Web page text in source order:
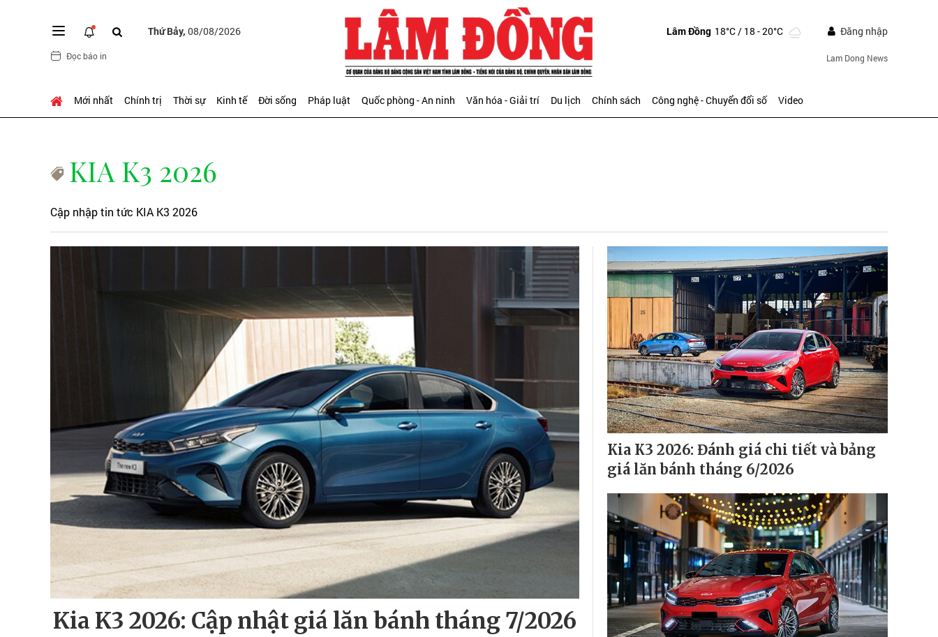
Thứ Bảy, 08/08/2026
Đọc báo in
Lâm Đồng 18°C/ 18 - 20°C Đăng nhập
Lam Dong News
Mới nhất Chính trị Thời sự Kinh tế Đời sống Pháp luật Quốc phòng - An ninh Văn hóa - Giải trí Du lịch Chính sách Công nghệ - Chuyển đổi số Video
KIA K3 2026
Cập nhập tin tức KIA K3 2026
Kia K3 2026: Cập nhật giá lăn bánh tháng 7/2026
Kia K3 2026: Đánh giá chi tiết và bảng
giá lăn bánh tháng 6/2026